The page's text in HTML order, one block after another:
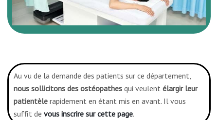
Au vu de la demande des patients sur ce département,
nous sollicitons des ostéopathes qui veulent élargir leur
patientèle rapidement en étant mis en avant. Il vous
suffit de vous inscrire sur cette page.